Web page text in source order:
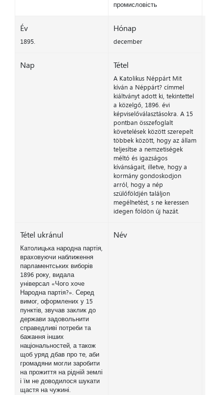
промисловість
Év
1895.
Hónap
december
Nap Tétel
A Katolikus Néppárt Mit
kíván a Néppárt? címmel
kiáltványt adott ki, tekintettel
a közelgő, 1896. évi
képviselőválasztásokra. A 15
pontban összefoglalt
követelések között szerepelt
többek között, hogy az állam
teljesítse a nemzetiségek
méltó és igazságos
kívánságait, illetve, hogy a
kormány gondoskodjon
arról, hogy a nép
szülőföldjén találjon
megélhetést, s ne keressen
idegen földön új hazát.
Tétel ukránul
Католицька народна партія,
враховуючи наближення
парламентських виборів
1896 року, видала
універсал «Чого хоче
Народна партія?». Серед
вимог, оформлених у 15
пунктів, звучав заклик до
держави задовольнити
справедливі потреби та
бажання інших
національностей, а також
щоб уряд дбав про те, аби
громадяни могли заробити
на прожиття на рідній землі
і їм не доводилося шукати
щастя на чужині.
Név